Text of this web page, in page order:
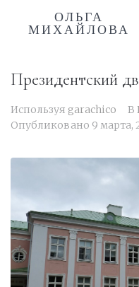
ОЛЬГА
МИХАЙЛОВА
Президентский
Используя garachico В
Опубликовано 9 марта,